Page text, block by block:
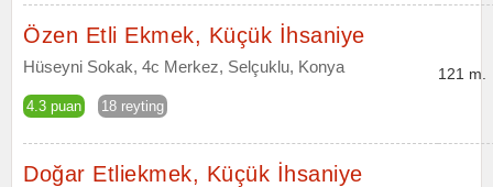
Özen Etli Ekmek, Küçük İhsaniye
Hüseyni Sokak, 4c Merkez, Selçuklu, Konya
4.3 puan 18 reyting
121 m.
Doğar Etliekmek, Küçük İhsaniye